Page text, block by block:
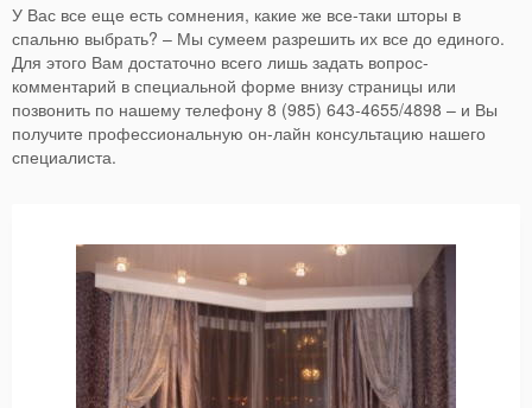
У Вас все еще есть сомнения, какие же все-таки шторы в
спальню выбрать? – Мы сумеем разрешить их все до единого.
Для этого Вам достаточно всего лишь задать вопрос-
комментарий в специальной форме внизу страницы или
позвонить по нашему телефону 8 (985) 643-4655/4898 – и Вы
получите профессиональную он-лайн консультацию нашего
специалиста.